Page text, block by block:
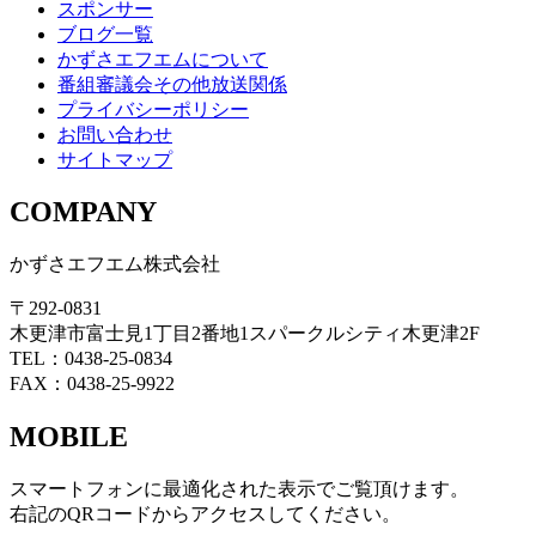
スポンサー
ブログ一覧
かずさエフエムについて
番組審議会その他放送関係
プライバシーポリシー
お問い合わせ
サイトマップ
COMPANY
かずさエフエム株式会社
〒292-0831
木更津市富士見1丁目2番地1スパークルシティ木更津2F
TEL：0438-25-0834
FAX：0438-25-9922
MOBILE
スマートフォンに最適化された表示でご覧頂けます。
右記のQRコードからアクセスしてください。